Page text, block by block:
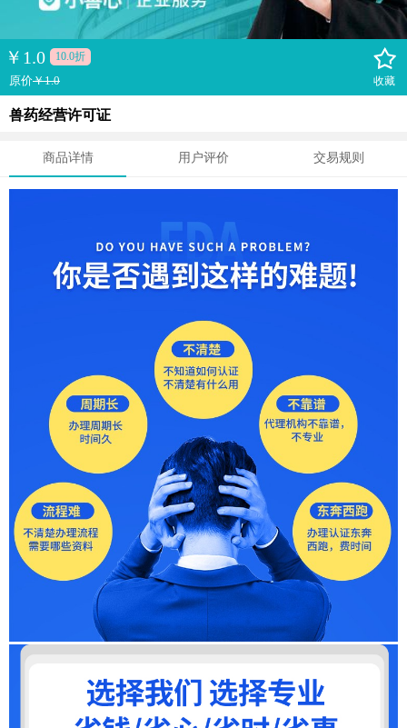
￥ 1.0 10.0折
原价￥1.0 收藏
兽药经营许可证
商品详情 用户评价 交易规则